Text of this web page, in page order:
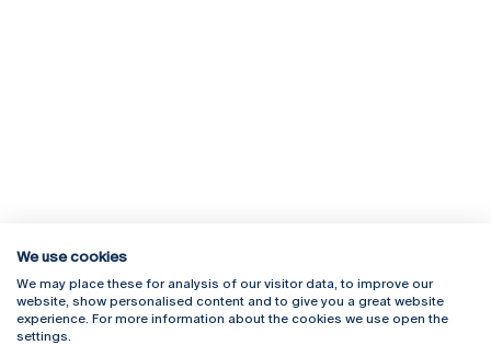
Rua Diogo Botelho 1327
4169-005 Porto
+351 226 196 240
Campus Online
Webmail
We use cookies
We may place these for analysis of our visitor data, to improve our
website, show personalised content and to give you a great website
experience. For more information about the cookies we use open the
settings.